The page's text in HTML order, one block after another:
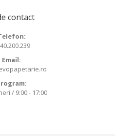
contact
Email:
/ 9:00 - 17:00